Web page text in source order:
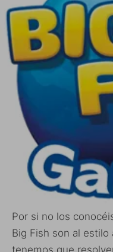
Por si no los
Big Fish son al
tenemos que